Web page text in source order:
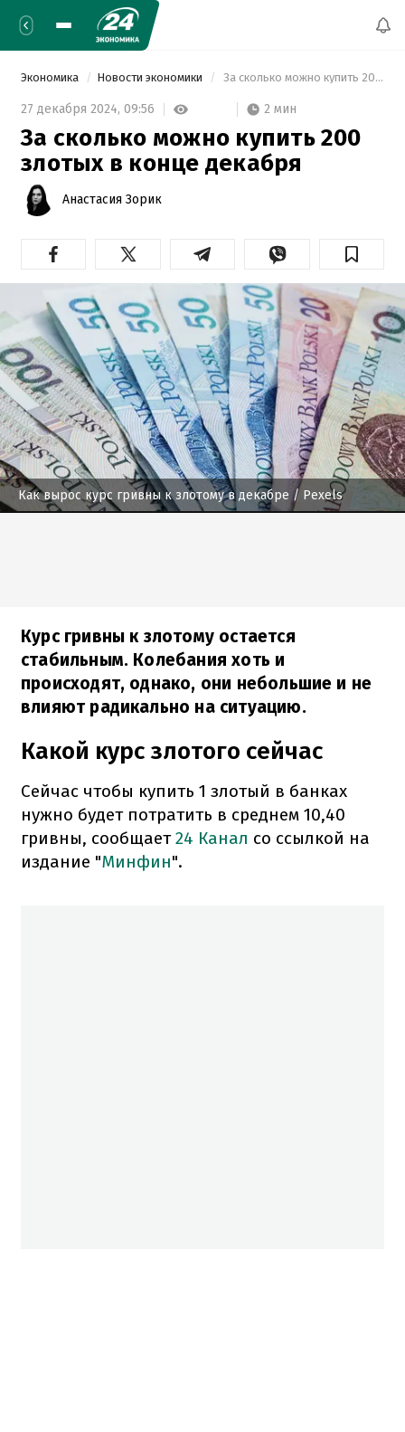
Экономика Новости экономики За сколько можно купить 200 злотых в конце декабря
27 декабря 2024, 09:56 2 мин
За сколько можно купить 200
злотых в конце декабря
Анастасия Зорик
Как вырос курс гривны к злотому в декабре / Pexels
Курс гривны к злотому остается
стабильным. Колебания хоть и
происходят, однако, они небольшие и не
влияют радикально на ситуацию.
Какой курс злотого сейчас
Сейчас чтобы купить 1 злотый в банках
нужно будет потратить в среднем 10,40
гривны, сообщает24 Канал со ссылкой на
издание "Минфин".